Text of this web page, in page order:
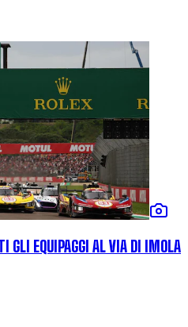
GLI EQUIPAGGI AL VIA DI IMOLA